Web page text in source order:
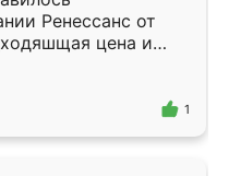
Ренессанс от
цена и
Приехавший
самый
1